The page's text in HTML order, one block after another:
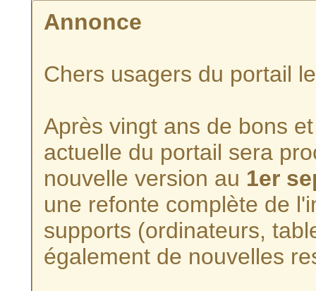
Annonce
Chers usagers du portail
Après vingt ans de bons
actuelle du portail sera
nouvelle version au 1er
une refonte complète de
supports (ordinateurs,
également de nouvelles